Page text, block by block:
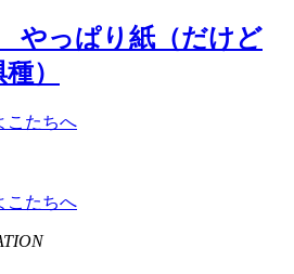
やっぱり紙（だけど
）
こたちへ
こたちへ